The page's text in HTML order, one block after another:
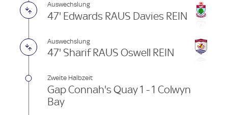
Auswechslung
47' Edwards RAUS Davies REIN
Auswechslung
47' Sharif RAUS Oswell REIN
Zweite Halbzeit
Gap Connah's Quay 1 - 1 Colwyn
Bay